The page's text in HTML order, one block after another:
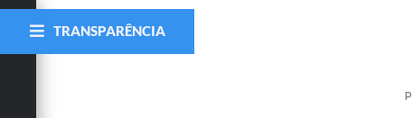
TRANSPARÊNCIA